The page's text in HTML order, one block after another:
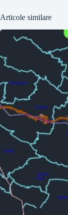
Articole similare